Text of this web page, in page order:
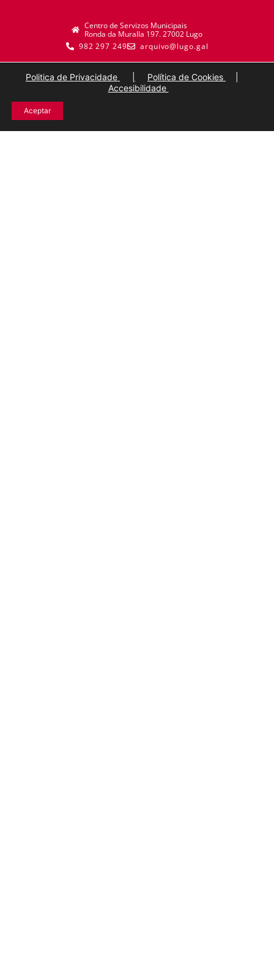
Centro de Servizos Municipais
Ronda da Muralla 197. 27002 Lugo
982 297 249
arquivo@lugo.gal
Politica de Privacidade Política de Cookies
Accesibilidade
Aceptar